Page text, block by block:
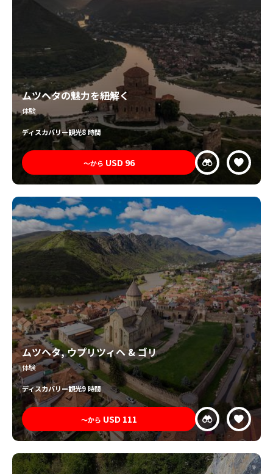
ムツヘタの魅力を紐解く
体験
ディスカバリー観光8 時間
〜から USD96
ムツヘタ, ウプリツィヘ & ゴリ
体験
ディスカバリー観光9 時間
〜から USD111